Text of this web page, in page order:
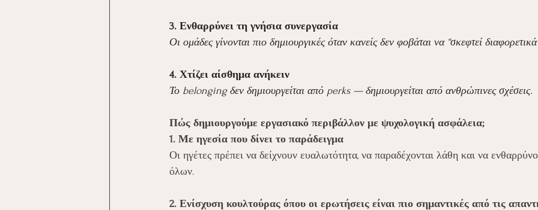
3. Ενθαρρύνει τη γνήσια συνεργασία
Οι ομάδες γίνονται πιο δημιουργικές όταν κανείς δεν φοβάται να “σκεφτεί
4. Χτίζει αίσθημα ανήκειν
Το belonging δεν δημιουργείται από perks — δημιουργείται από ανθρώπινες σχέσεις.
Πώς δημιουργούμε εργασιακό περιβάλλον με ψυχολογική ασφάλεια;
1. Με ηγεσία που δίνει το παράδειγμα
Οι ηγέτες πρέπει να δείχνουν ευαλωτότητα, να παραδέχονται λάθη και να
όλων.
2. Ενίσχυση κουλτούρας όπου οι ερωτήσεις είναι πιο σημαντικές από τις